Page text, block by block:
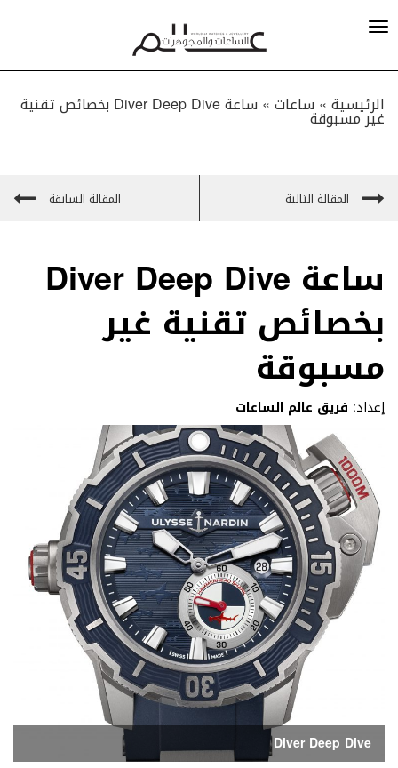
الرئيسية » ساعات» ساعة Diver Deep Dive بخصائص تقنية
غير مسبوقة
المقالة التالية المقالة السابقة
ساعة Diver Deep Dive
بخصائص تقنية غير
مسبوقة
إعداد: فريق عالم الساعات
Diver Deep Dive